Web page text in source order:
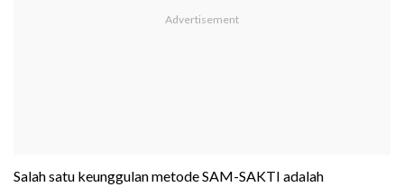
Salah satu keunggulan metode SAM-SAKTI adalah